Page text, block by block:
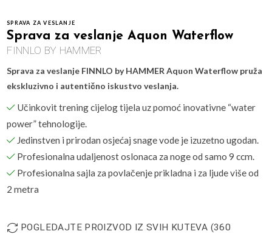
SPRAVA ZA VESLANJE
Sprava za veslanje Aquon Waterflow
FINNLO BY HAMMER
Sprava za veslanje FINNLO by HAMMER Aquon Waterflow pruža
ekskluzivno i autentično iskustvo veslanja.
Učinkovit trening cijelog tijela uz pomoć inovativne “water
power” tehnologije.
Jedinstven i prirodan osjećaj snage vode je izuzetno ugodan.
Profesionalna udaljenost oslonaca za noge od samo 9 ccm.
Profesionalna sajla za povlačenje prikladna i za ljude više od
2 metra
POGLEDAJTE PROIZVOD IZ SVIH KUTEVA (360